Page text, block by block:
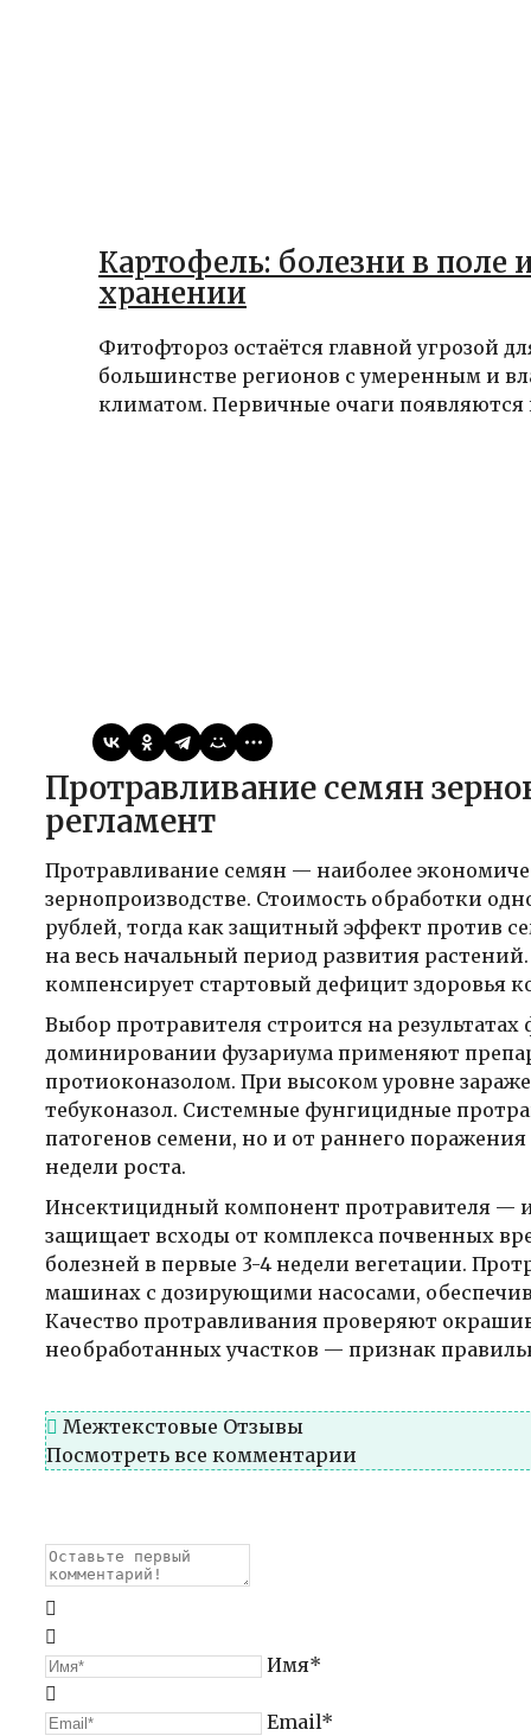
Картофель: болезни в поле
хранении
Фитофтороз остаётся главной угрозой
большинстве регионов с умеренным и
климатом. Первичные очаги появляются
Протравливание семян зерновых: выбор препарата и
регламент
Протравливание семян — наиболее
зернопроизводстве. Стоимость обработки
рублей, тогда как защитный эффект против
на весь начальный период развития
компенсирует стартовый дефицит здоровья
Выбор протравителя строится на
доминировании фузариума применяют
протиоконазолом. При высоком уровне
тебуконазол. Системные фунгицидные
патогенов семени, но и от раннего
недели роста.
Инсектицидный компонент протравителя —
защищает всходы от комплекса почвенных
болезней в первые 3-4 недели вегетации.
машинах с дозирующими насосами,
Качество протравливания проверяют
необработанных участков — признак
Межтекстовые Отзывы
Посмотреть все комментарии
Имя*
Email*